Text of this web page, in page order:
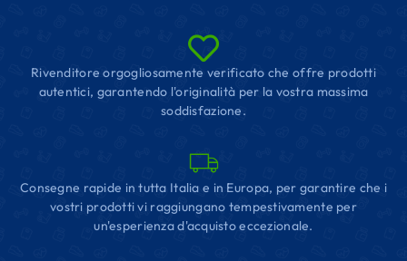
Rivenditore orgogliosamente verificato che offre prodotti
autentici, garantendo l'originalità per la vostra massima
soddisfazione.
Consegne rapide in tutta Italia e in Europa, per garantire che i
vostri prodotti vi raggiungano tempestivamente per
un'esperienza d'acquisto eccezionale.